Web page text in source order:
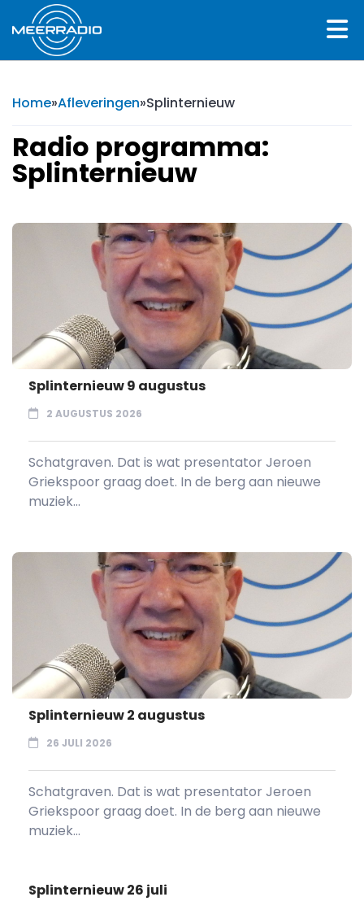
Home»Afleveringen»Splinternieuw
Radio programma:
Splinternieuw
Splinternieuw 9 augustus
2 AUGUSTUS 2026
Schatgraven. Dat is wat presentator Jeroen
Griekspoor graag doet. In de berg aan nieuwe
muziek...
Splinternieuw 2 augustus
26 JULI 2026
Schatgraven. Dat is wat presentator Jeroen
Griekspoor graag doet. In de berg aan nieuwe
muziek...
Splinternieuw 26 juli